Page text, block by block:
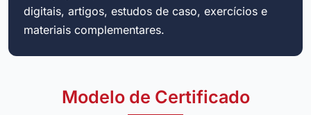
digitais, artigos, estudos de caso, exercícios e
materiais complementares.
Modelo de Certificado